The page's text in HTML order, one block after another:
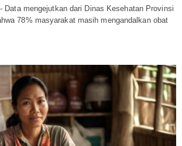
Data mengejutkan dari Dinas Kesehatan Provinsi
78% masyarakat masih mengandalkan obat